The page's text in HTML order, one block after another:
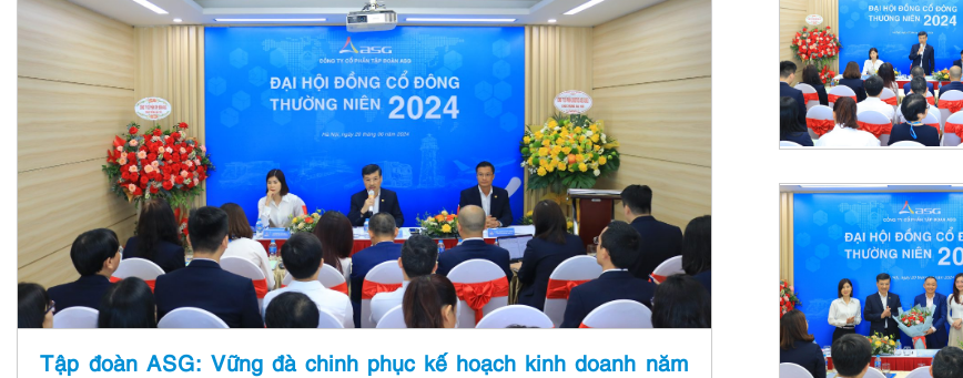
Tập đoàn ASG: Vững đà chinh phục kế hoạch kinh doanh năm